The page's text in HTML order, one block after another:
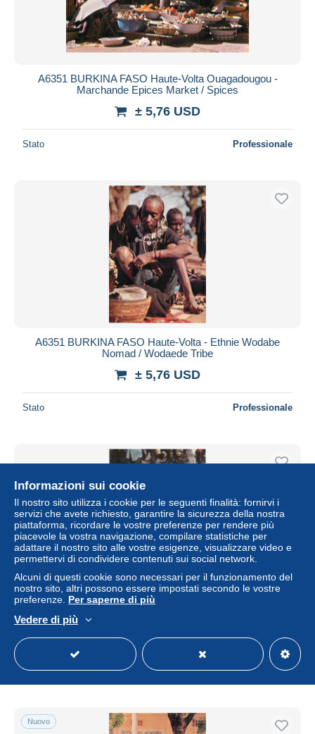
A6351 BURKINA FASO Haute-Volta Ouagadougou -
Marchande Epices Market / Spices
± 5,76 USD
Stato Professionale
A6351 BURKINA FASO Haute-Volta - Ethnie Wodabe
Nomad / Wodaede Tribe
± 5,76 USD
Stato Professionale
A6351 BURKINA FASO Haute-Volta Banfora - Cordonnier
± 5,76 USD
Stato Professionale
Nuovo
Informazioni sui cookie
Il nostro sito utilizza i cookie per le seguenti finalità: fornirvi i
servizi che avete richiesto, garantire la sicurezza della nostra
piattaforma, ricordare le vostre preferenze per rendere più
piacevole la vostra navigazione, compilare statistiche per
adattare il nostro sito alle vostre esigenze, visualizzare video e
permettervi di condividere contenuti sui social network.
Alcuni di questi cookie sono necessari per il funzionamento del
nostro sito, altri possono essere impostati secondo le vostre
preferenze. Per saperne di più
Vedere di più